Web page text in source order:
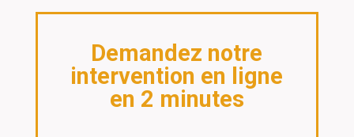
Demandez notre
intervention en ligne
en 2 minutes